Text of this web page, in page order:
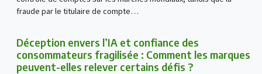
fraude par le titulaire de compte…
Déception envers l’IA et confiance des
consommateurs fragilisée : Comment les marques
peuvent-elles relever certains défis ?